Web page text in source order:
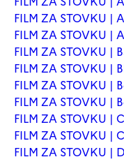
FILM ZA STOVKU |
FILM ZA STOVKU |
FILM ZA STOVKU |
FILM ZA STOVKU |
FILM ZA STOVKU |
FILM ZA STOVKU |
FILM ZA STOVKU |
FILM ZA STOVKU |
FILM ZA STOVKU |